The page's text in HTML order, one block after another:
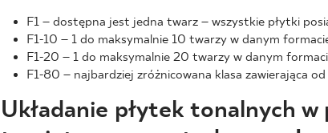
F1 – dostępna jest jedna twarz – wszystkie płytki
F1-10 – 1 do maksymalnie 10 twarzy w danym
F1-20 – 1 do maksymalnie 20 twarzy w danym
F1-80 – najbardziej zróżnicowana klasa zawierająca
Układanie płytek tonalnych